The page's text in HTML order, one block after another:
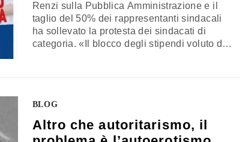
Renzi sulla Pubblica Amministrazione e il
taglio del 50% dei rappresentanti sindacali
ha sollevato la protesta dei sindacati di
categoria. «Il blocco degli stipendi voluto dal
immediato - espone…
BLOG
Altro che autoritarismo, il